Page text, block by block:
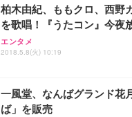
柏木由紀、ももクロ、西野
を歌唱！『うたコン』今夜
エンタメ
2018.5.8(火) 10:19
一風堂、なんばグランド花
ば」を販売